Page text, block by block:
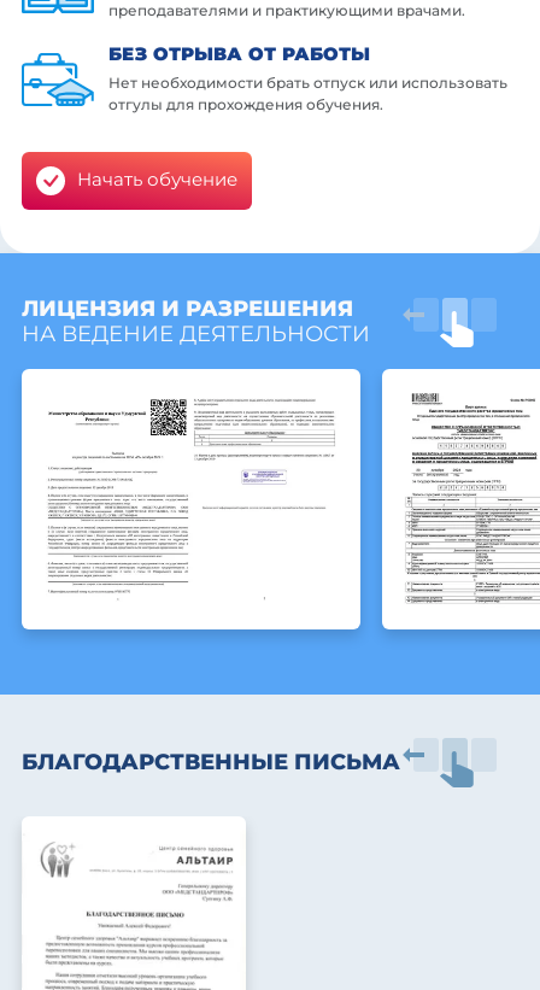
преподавателями и практикующими врачами.
БЕЗ ОТРЫВА ОТ РАБОТЫ
Нет необходимости брать отпуск или использовать
отгулы для прохождения обучения.
Начать обучение
ЛИЦЕНЗИЯ И РАЗРЕШЕНИЯ
НА ВЕДЕНИЕ ДЕЯТЕЛЬНОСТИ
БЛАГОДАРСТВЕННЫЕ ПИСЬМА